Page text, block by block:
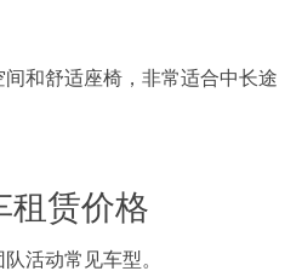
和舒适座椅，非常适合中长途
租赁价格
活动常见车型。